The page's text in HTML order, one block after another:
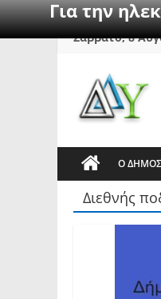
Για την
SkipΣάββατο, 8
Ο ΔΗΜΟΣ
Διεθνής